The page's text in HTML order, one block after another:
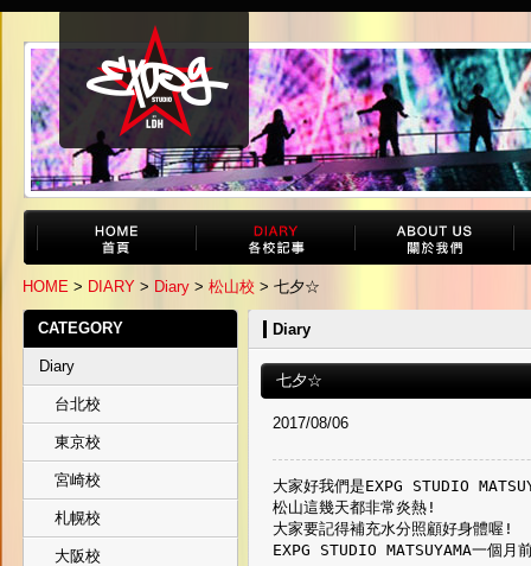
HOME > DIARY > Diary > 松山校 > 七夕☆
CATEGORY
Diary
台北校
東京校
宮崎校
札幌校
大阪校
Diary
七夕☆
2017/08/06
大家好我們是EXPG STUDIO
松山這幾天都非常炎熱!
大家要記得補充水分照顧好身體喔!
EXPG STUDIO MATSUYAMA一個月